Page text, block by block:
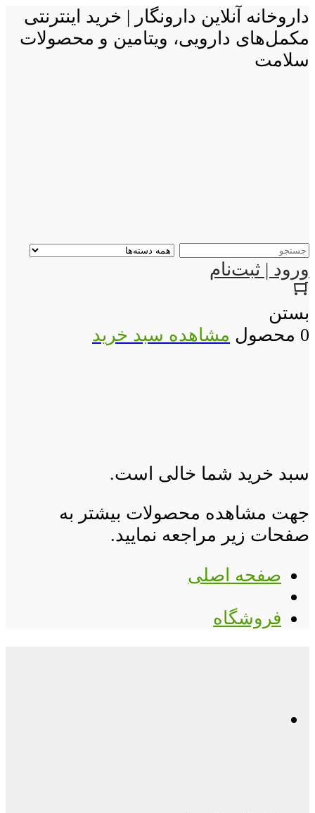
داروخانه آنلاین دارونگار | خرید اینترنتی
مکمل‌های دارویی، ویتامین و محصولات
سلامت
ورود | ثبت‌نام
بستن
0 محصول
مشاهده سبد خرید
سبد خرید شما خالی است.
جهت مشاهده محصولات بیشتر به
صفحات زیر مراجعه نمایید.
صفحه اصلی
فروشگاه